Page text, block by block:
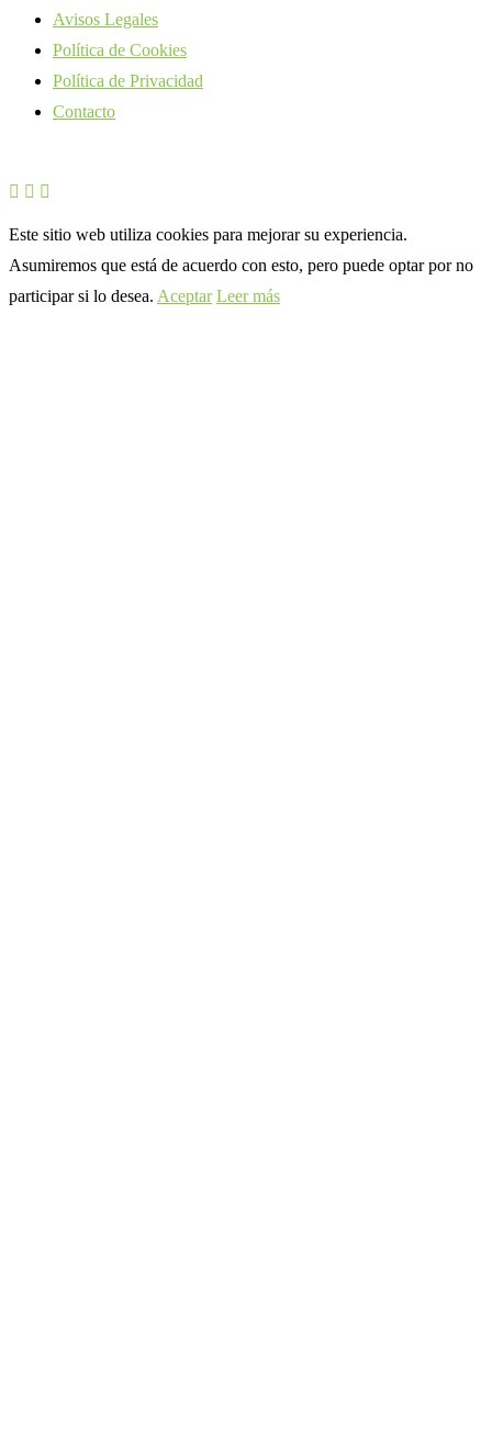
Avisos Legales
Política de Cookies
Política de Privacidad
Contacto
Este sitio web utiliza cookies para mejorar su experiencia.
Asumiremos que está de acuerdo con esto, pero puede optar por no
participar si lo desea. Aceptar Leer más